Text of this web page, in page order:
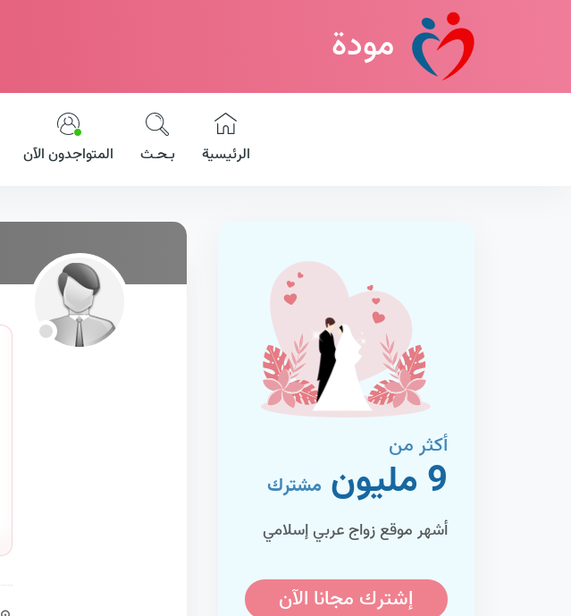
مودة
الرئيسية بـحـث المتواجدون الآن
أكثر من
9 مليون مشترك
أشهر موقع زواج عربي إسلامي
إشترك مجانا الآن